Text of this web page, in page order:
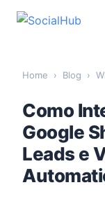
Home › Blog ›
Como
Google
Leads e